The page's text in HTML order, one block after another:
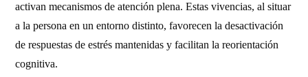
activan mecanismos de atención plena. Estas vivencias, al situar
a la persona en un entorno distinto, favorecen la desactivación
de respuestas de estrés mantenidas y facilitan la reorientación
cognitiva.